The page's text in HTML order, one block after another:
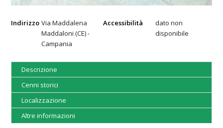
Indirizzo Via Maddalena
Maddaloni (CE) -
Campania
Accessibilità
dato non
disponibile
Descrizione
Cenni storici
Localizzazione
Altre informazioni